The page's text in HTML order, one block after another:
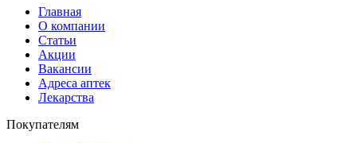
Главная
О компании
Статьи
Акции
Вакансии
Адреса аптек
Лекарства
Покупателям